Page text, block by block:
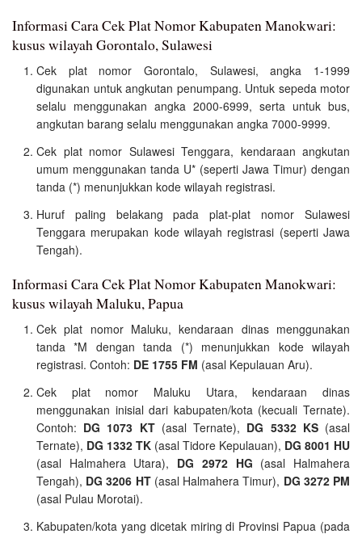
Informasi Cara Cek Plat Nomor Kabupaten Manokwari:
kusus wilayah Gorontalo, Sulawesi
Cek plat nomor Gorontalo, Sulawesi, angka 1-1999
digunakan untuk angkutan penumpang. Untuk sepeda motor
selalu menggunakan angka 2000-6999, serta untuk bus,
angkutan barang selalu menggunakan angka 7000-9999.
Cek plat nomor Sulawesi Tenggara, kendaraan angkutan
umum menggunakan tanda U* (seperti Jawa Timur) dengan
tanda (*) menunjukkan kode wilayah registrasi.
Huruf paling belakang pada plat-plat nomor Sulawesi
Tenggara merupakan kode wilayah registrasi (seperti Jawa
Tengah).
Informasi Cara Cek Plat Nomor Kabupaten Manokwari:
kusus wilayah Maluku, Papua
Cek plat nomor Maluku, kendaraan dinas menggunakan
tanda *M dengan tanda (*) menunjukkan kode wilayah
registrasi. Contoh: DE 1755 FM (asal Kepulauan Aru).
Cek plat nomor Maluku Utara, kendaraan dinas
menggunakan inisial dari kabupaten/kota (kecuali Ternate).
Contoh: DG 1073 KT(asal Ternate), DG 5332 KS(asal
Ternate), DG 1332 TK (asal Tidore Kepulauan), DG 8001 HU
(asal Halmahera Utara), DG 2972 HG (asal Halmahera
Tengah), DG 3206 HT(asal Halmahera Timur), DG 3272 PM
(asal Pulau Morotai).
Kabupaten/kota yang dicetak miring di Provinsi Papua (pada